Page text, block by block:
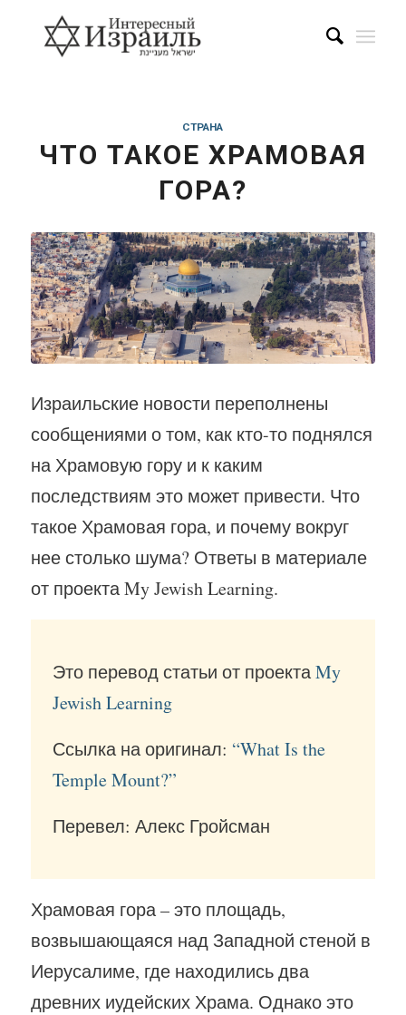
СТРАНА
ЧТО ТАКОЕ ХРАМОВАЯ
ГОРА?
Израильские новости переполнены
сообщениями о том, как кто-то поднялся
на Храмовую гору и к каким
последствиям это может привести. Что
такое Храмовая гора, и почему вокруг
нее столько шума? Ответы в материале
от проекта My Jewish Learning.
Это перевод статьи от проектаMy
Jewish Learning
Ссылка на оригинал: “What Is the
Temple Mount?”
Перевел: Алекс Гройсман
Храмовая гора – это площадь,
возвышающаяся над Западной стеной в
Иерусалиме, где находились два
древних иудейских Храма. Однако это